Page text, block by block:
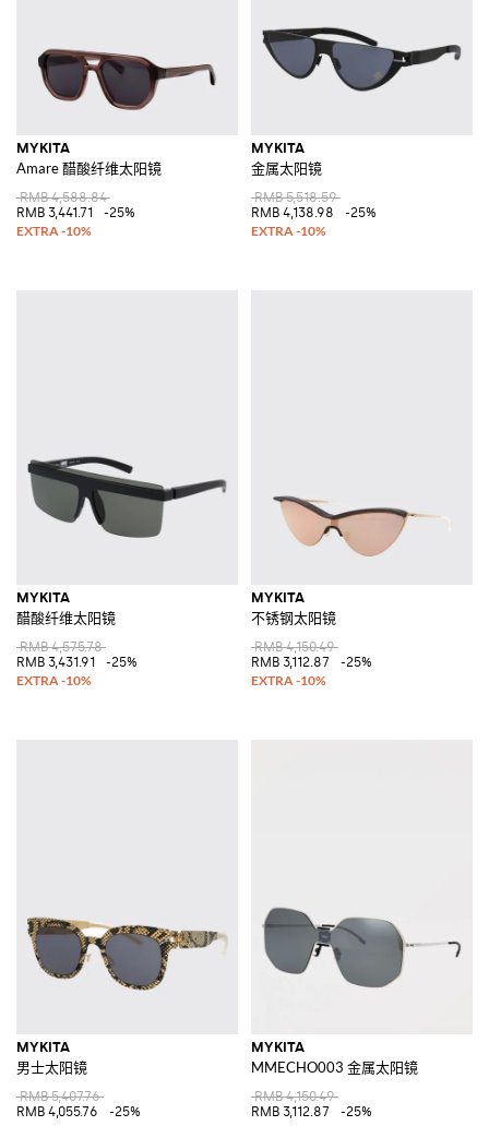
MYKITA
Amare 醋酸纤维太阳镜
RMB 4,588.84
RMB 3,441.71
-25%
MYKITA
金属太阳镜
RMB 5,518.59
RMB 4,138.98
-25%
MYKITA
醋酸纤维太阳镜
RMB 4,575.78
RMB 3,431.91
-25%
MYKITA
不锈钢太阳镜
RMB 4,150.49
RMB 3,112.87
-25%
MYKITA
男士太阳镜
RMB 5,407.76
RMB 4,055.76
-25%
MYKITA
MMECHO003 金属太阳镜
RMB 4,150.49
RMB 3,112.87
-25%